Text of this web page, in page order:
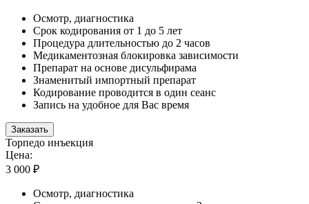
Осмотр, диагностика
Срок кодирования от 1 до 5 лет
Процедура длительностью до 2 часов
Медикаментозная блокировка зависимости
Препарат на основе дисульфирама
Знаменитый импортный препарат
Кодирование проводится в один сеанс
Запись на удобное для Вас время
Заказать
Торпедо инъекция
Цена:
3 000 ₽
Осмотр, диагностика